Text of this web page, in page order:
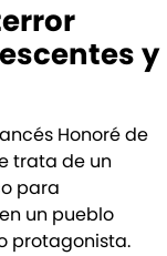
y
Honoré de
trata de un
para
un pueblo
protagonista.